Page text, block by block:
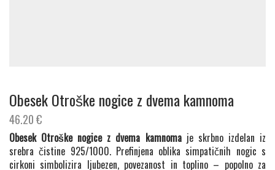
Obesek Otroške nogice z dvema kamnoma
46.20€
Obesek Otroške nogice z dvema kamnomaje skrbno izdelan iz
srebra čistine 925/1000. Prefinjena oblika simpatičnih nogic s
cirkoni simbolizira ljubezen, povezanost in toplino – popolno za